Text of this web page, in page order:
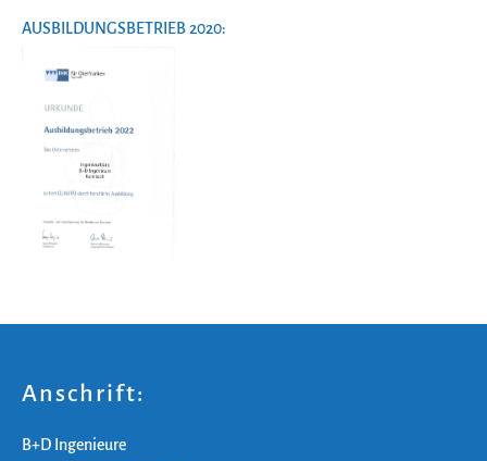
AUSBILDUNGSBETRIEB 2020:
Anschrift:
B+D Ingenieure